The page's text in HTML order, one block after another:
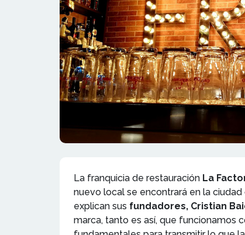
La franquicia de restauración La
nuevo local se encontrará en la
explican sus fundadores, Cristian
marca, tanto es así, que funcionamos